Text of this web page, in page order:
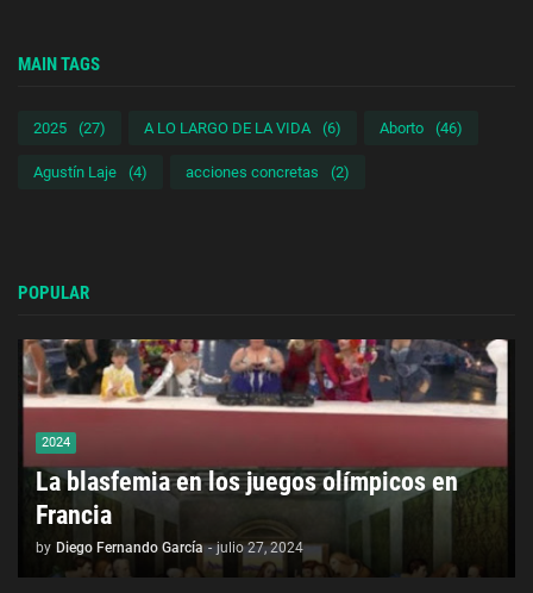
MAIN TAGS
2025 (27) A LO LARGO DE LA VIDA (6) Aborto (46)
Agustín Laje (4) acciones concretas (2)
POPULAR
2024
La blasfemia en los juegos olímpicos en
Francia
by Diego Fernando García - julio 27, 2024